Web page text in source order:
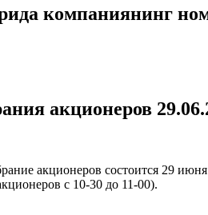
компаниянинг
акционеров
акционеров состоится 29
с 10-30 до 11-00).